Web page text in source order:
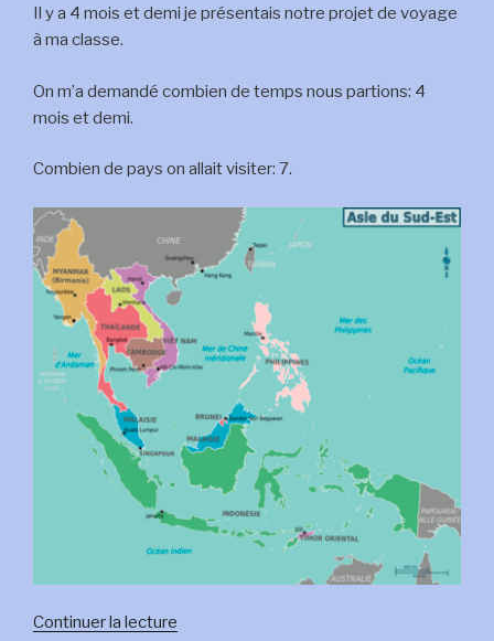
Il y a 4 mois et demi je présentais notre projet de voyage
à ma classe.
On m’a demandé combien de temps nous partions: 4
mois et demi.
Combien de pays on allait visiter: 7.
Continuer la lecture